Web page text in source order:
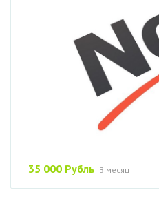
35 000 Рубль В месяц